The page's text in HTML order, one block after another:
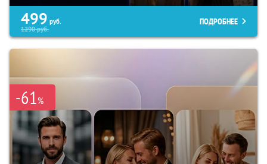
499 руб.
1290руб.
ПОДРОБНЕЕ
-61%